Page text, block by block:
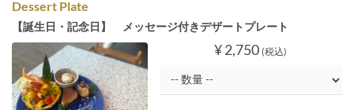
Dessert Plate
【誕生日・記念日】 メッセージ付きデザートプレート
¥ 2,750 (税込)